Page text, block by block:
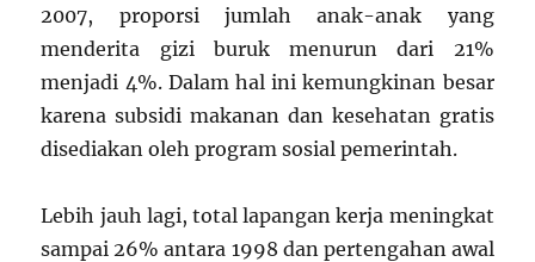
2007, proporsi jumlah anak-anak yang
menderita gizi buruk menurun dari 21%
menjadi 4%. Dalam hal ini kemungkinan besar
karena subsidi makanan dan kesehatan gratis
disediakan oleh program sosial pemerintah.
Lebih jauh lagi, total lapangan kerja meningkat
sampai 26% antara 1998 dan pertengahan awal